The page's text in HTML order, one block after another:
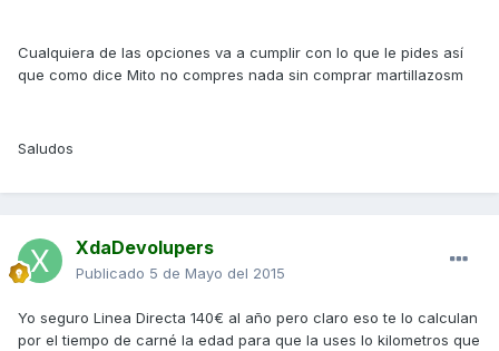
Cualquiera de las opciones va a cumplir con lo que le pides así
que como dice Mito no compres nada sin comprar martillazosm
Saludos
XdaDevolupers
Publicado 5 de Mayo del 2015
Yo seguro Linea Directa 140€ al año pero claro eso te lo calculan
por el tiempo de carné la edad para que la uses lo kilometros que